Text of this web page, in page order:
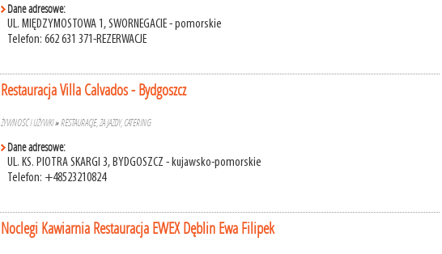
Dane adresowe:
UL. MIĘDZYMOSTOWA 1, SWORNEGACIE - pomorskie
Telefon: 662 631 371-REZERWACJE
Restauracja Villa Calvados - Bydgoszcz
ŻYWNOŚĆ I UŻYWKI»RESTAURACJE, ZAJAZDY, CATERING
Dane adresowe:
UL. KS. PIOTRA SKARGI 3, BYDGOSZCZ - kujawsko-pomorskie
Telefon: +48523210824
Noclegi Kawiarnia Restauracja EWEX Dęblin Ewa Filipek